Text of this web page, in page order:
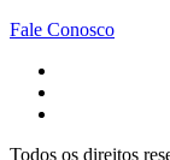
Fale Conosco
Todos os direitos